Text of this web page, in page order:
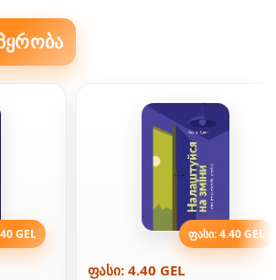
GEL ფასი: 4.40 GEL
ფასი: 4.40 GEL